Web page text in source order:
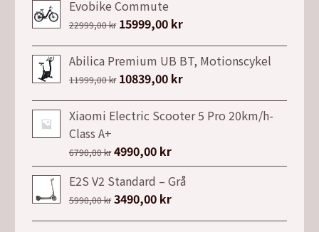
priset
var:
är:
Evobike Commute
22999,00kr Det
ursprungliga
priset
var:
15999,00 krDet
nuvarande
priset
är:
Abilica Premium UB BT, Motionscykel
11999,00kr Det
ursprungliga
priset
11999,00 kr.
10839,00 krDet
nuvarande
priset
Xiaomi Electric Scooter 5 Pro 20km/h-
Class A+
6790,00kr Det
ursprungliga
priset
var:
6790,00 kr.
4990,00 krDet
nuvarande
priset
är:
4990,00 kr.
E2S V2 Standard – Grå
5990,00kr Det
ursprungliga
3490,00 krDet
nuvarande